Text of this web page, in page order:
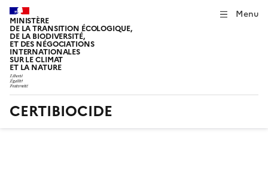
MINISTÈRE
DE LA TRANSITION ÉCOLOGIQUE,
DE LA BIODIVERSITÉ,
ET DES NÉGOCIATIONS
INTERNATIONALES
SUR LE CLIMAT
ET LA NATURE
Menu
CERTIBIOCIDE